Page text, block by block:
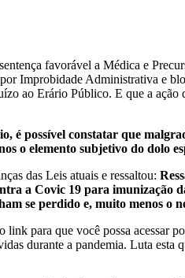
favorável a Médica e
Improbidade Administrativa e
ao Erário Público. E que a
é possível constatar que
o elemento subjetivo do dolo
das Leis atuais e ressaltou:
a Covic 19 para imunização
se perdido e, muito menos o
para que você possa acessar
durante a pandemia. Luta